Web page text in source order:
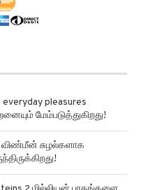
pleasures
மேம்படுத்துகிறது!
விண்மீன் சுழல்களாக